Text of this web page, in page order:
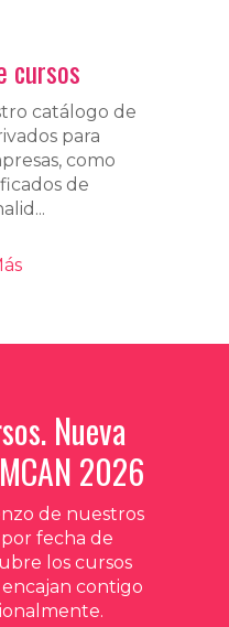
cursos
catálogo de
para
como
de
Nueva
2026
de nuestros
fecha de
los cursos
contigo